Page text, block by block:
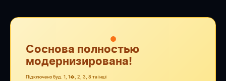
●
Соснова полностью
модернизирована!
Підключено буд. 1, 1�, 2, 3, 8 та інші